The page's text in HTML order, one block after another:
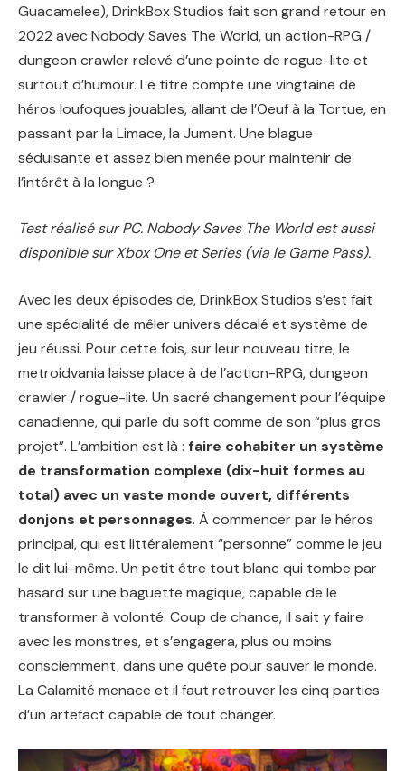
Guacamelee), DrinkBox Studios fait son grand retour en
2022 avec Nobody Saves The World, un action-RPG /
dungeon crawler relevé d’une pointe de rogue-lite et
surtout d’humour. Le titre compte une vingtaine de
héros loufoques jouables, allant de l’Oeuf à la Tortue, en
passant par la Limace, la Jument. Une blague
séduisante et assez bien menée pour maintenir de
l’intérêt à la longue ?
Test réalisé sur PC. Nobody Saves The World est aussi
disponible sur Xbox One et Series (via le Game Pass).
Avec les deux épisodes de, DrinkBox Studios s’est fait
une spécialité de mêler univers décalé et système de
jeu réussi. Pour cette fois, sur leur nouveau titre, le
metroidvania laisse place à de l’action-RPG, dungeon
crawler / rogue-lite. Un sacré changement pour l’équipe
canadienne, qui parle du soft comme de son “plus gros
projet”. L’ambition est là : faire cohabiter un système
de transformation complexe (dix-huit formes au
total) avec un vaste monde ouvert, différents
donjons et personnages. À commencer par le héros
principal, qui est littéralement “personne” comme le jeu
le dit lui-même. Un petit être tout blanc qui tombe par
hasard sur une baguette magique, capable de le
transformer à volonté. Coup de chance, il sait y faire
avec les monstres, et s’engagera, plus ou moins
consciemment, dans une quête pour sauver le monde.
La Calamité menace et il faut retrouver les cinq parties
d’un artefact capable de tout changer.